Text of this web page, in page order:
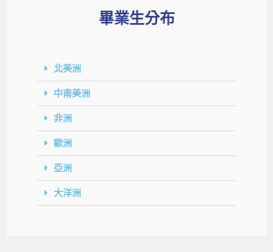
畢業生分布
北美洲
中南美洲
非洲
歐洲
亞洲
大洋洲